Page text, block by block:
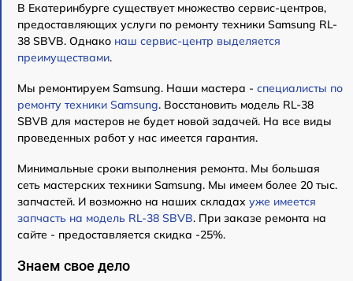
В Екатеринбурге существует множество сервис-центров,
предоставляющих услуги по ремонту техники Samsung RL-
38 SBVB. Однако наш сервис-центр выделяется
преимуществами.
Мы ремонтируем Samsung. Наши мастера - специалисты по
ремонту техники Samsung. Восстановить модель RL-38
SBVB для мастеров не будет новой задачей. На все виды
проведенных работ у нас имеется гарантия.
Минимальные сроки выполнения ремонта. Мы большая
сеть мастерских техники Samsung. Мы имеем более 20 тыс.
запчастей. И возможно на наших складах уже имеется
запчасть на модель RL-38 SBVB. При заказе ремонта на
сайте - предоставляется скидка -25%.
Знаем свое дело